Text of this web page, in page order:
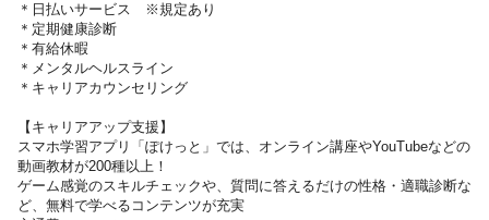
＊日払いサービス ※規定あり
＊定期健康診断
＊有給休暇
＊メンタルヘルスライン
＊キャリアカウンセリング
【キャリアアップ支援】
スマホ学習アプリ「ぽけっと」では、オンライン講座やYouTubeなどの
動画教材が200種以上！
ゲーム感覚のスキルチェックや、質問に答えるだけの性格・適職診断な
ど、無料で学べるコンテンツが充実